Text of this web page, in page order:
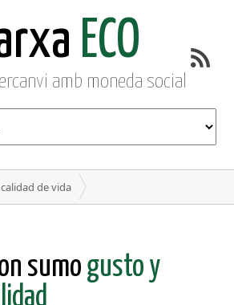
ECO
amb moneda social
de vida
sumo gusto y